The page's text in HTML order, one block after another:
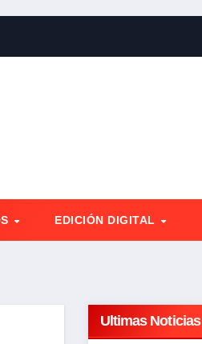
EDICIÓN DIGITAL
Ultimas Noticias